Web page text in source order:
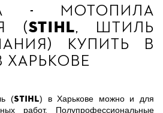
- мотопила
(Stihl, Штиль
купить в
Харькове
(Stihl) в Харькове можно и для
работ. Полупрофессиональные